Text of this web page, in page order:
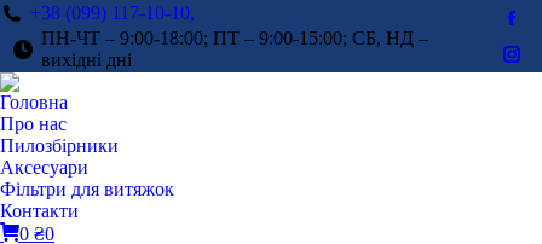
+38 (099) 117-10-10,
ПН-ЧТ – 9:00-18:00; ПТ – 9:00-15:00; СБ, НД –
вихідні дні
Головна
Про нас
Пилозбірники
Аксесуари
Фільтри для витяжок
Контакти
0 ₴0